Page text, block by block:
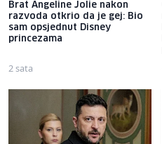
Brat Angeline Jolie nakon
razvoda otkrio da je gej: Bio
sam opsjednut Disney
princezama
2 sata